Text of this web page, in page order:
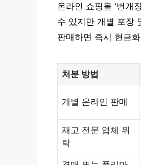
온라인 쇼핑몰 ‘번개
수 있지만 개별 포장
판매하면 즉시 현금
처분 방법
개별 온라인 판매
재고 전문 업체 위
탁